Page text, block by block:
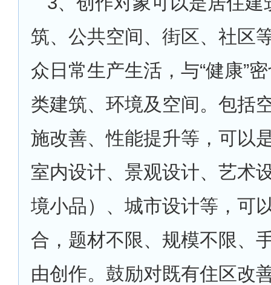
筑、公共空间、街区、社区
众日常生产生活，与“健康”
类建筑、环境及空间。包括
施改善、性能提升等，可以
室内设计、景观设计、艺术
境小品）、城市设计等，可
合，题材不限、规模不限、
由创作。鼓励对既有住区改